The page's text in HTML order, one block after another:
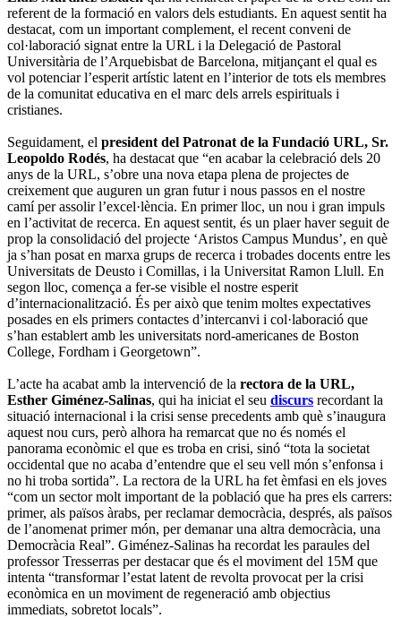
referent de la formació en valors dels estudiants. En aquest sentit ha
destacat, com un important complement, el recent conveni de
col·laboració signat entre la URL i la Delegació de Pastoral
Universitària de l’Arquebisbat de Barcelona, mitjançant el qual es
vol potenciar l’esperit artístic latent en l’interior de tots els membres
de la comunitat educativa en el marc dels arrels espirituals i
cristianes.
Seguidament, el president del Patronat de la Fundació URL, Sr.
Leopoldo Rodés, ha destacat que “en acabar la celebració dels 20
anys de la URL, s’obre una nova etapa plena de projectes de
creixement que auguren un gran futur i nous passos en el nostre
camí per assolir l’excel·lència. En primer lloc, un nou i gran impuls
en l’activitat de recerca. En aquest sentit, és un plaer haver seguit de
prop la consolidació del projecte ‘Aristos Campus Mundus’, en què
ja s’han posat en marxa grups de recerca i trobades docents entre les
Universitats de Deusto i Comillas, i la Universitat Ramon Llull. En
segon lloc, comença a fer-se visible el nostre esperit
d’internacionalització. És per això que tenim moltes expectatives
posades en els primers contactes d’intercanvi i col·laboració que
s’han establert amb les universitats nord-americanes de Boston
College, Fordham i Georgetown”.
L’acte ha acabat amb la intervenció de la rectora de la URL,
Esther Giménez-Salinas, qui ha iniciat el seu discurs recordant la
situació internacional i la crisi sense precedents amb què s’inaugura
aquest nou curs, però alhora ha remarcat que no és només el
panorama econòmic el que es troba en crisi, sinó “tota la societat
occidental que no acaba d’entendre que el seu vell món s’enfonsa i
no hi troba sortida”. La rectora de la URL ha fet èmfasi en els joves
“com un sector molt important de la població que ha pres els carrers:
primer, als països àrabs, per reclamar democràcia, després, als països
de l’anomenat primer món, per demanar una altra democràcia, una
Democràcia Real”. Giménez-Salinas ha recordat les paraules del
professor Tresserras per destacar que és el moviment del 15M que
intenta “transformar l’estat latent de revolta provocat per la crisi
econòmica en un moviment de regeneració amb objectius
immediats, sobretot locals”.